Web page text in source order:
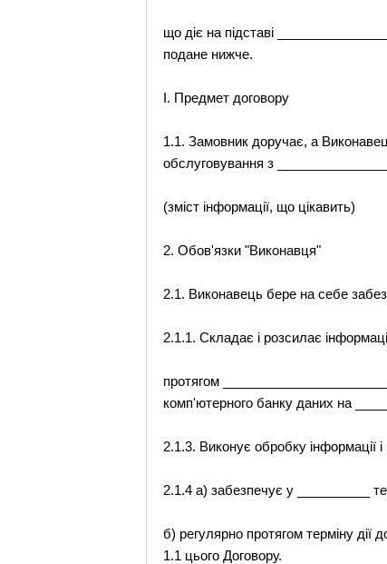
що діє на підставі
подане нижче.
І. Предмет договору
1.1. Замовник доручає, а
обслуговування з
(зміст інформації, що цікавить)
2. Обов'язки "Виконавця"
2.1. Виконавець бере на себе
2.1.1. Складає і розсилає
протягом
комп'ютерного банку даних на
2.1.3. Виконує обробку інформації
2.1.4 а) забезпечує у __________
б) регулярно протягом терміну дії
1.1 цього Договору.